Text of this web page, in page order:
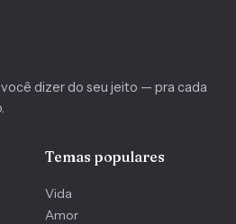
dizer do seu jeito — pra cada
Temas populares
Vida
Amor